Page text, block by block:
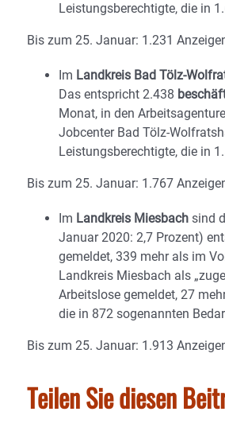
Leistungsberechtigte, die in
Bis zum 25. Januar: 1.231
Im Landkreis Bad Tölz-
Das entspricht 2.438
Monat, in den
Jobcenter Bad Tölz-
Leistungsberechtigte, die in
Bis zum 25. Januar: 1.767
Im Landkreis Miesbach sind
Januar 2020: 2,7 Prozent)
gemeldet, 339 mehr als im
Landkreis Miesbach als
Arbeitslose gemeldet, 27
die in 872 sogenannten
Bis zum 25. Januar: 1.913
Teilen Sie diesen